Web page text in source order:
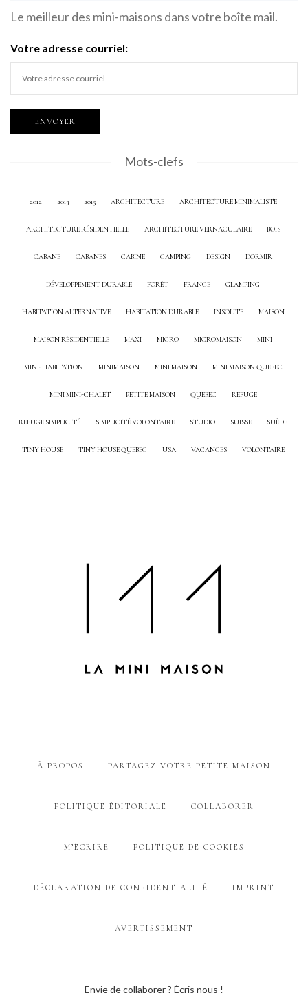
Le meilleur des mini-maisons dans votre boîte mail.
Votre adresse courriel:
Mots-clefs
2012 2013 2015 ARCHITECTURE ARCHITECTURE MINIMALISTE
ARCHITECTURE RÉSIDENTIELLE ARCHITECTURE VERNACULAIRE BOIS
CABANE CABANES CABINE CAMPING DESIGN DORMIR
DÉVELOPPEMENT DURABLE FORÊT FRANCE GLAMPING
HABITATION ALTERNATIVE HABITATION DURABLE INSOLITE MAISON
MAISON RÉSIDENTIELLE MAXI MICRO MICROMAISON MINI
MINI-HABITATION MINIMAISON MINI MAISON MINI MAISON QUEBEC
MINI MINI-CHALET PETITE MAISON QUEBEC REFUGE
REFUGE SIMPLICITÉ SIMPLICITÉ VOLONTAIRE STUDIO SUISSE SUÈDE
TINY HOUSE TINY HOUSE QUEBEC USA VACANCES VOLONTAIRE
À PROPOS PARTAGEZ VOTRE PETITE MAISON
POLITIQUE ÉDITORIALE COLLABORER
M’ÉCRIRE POLITIQUE DE COOKIES
DÉCLARATION DE CONFIDENTIALITÉ IMPRINT
AVERTISSEMENT
Envie de collaborer ? Écris nous !